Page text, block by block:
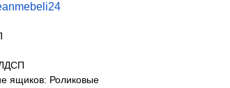
ящиков: Роликовые